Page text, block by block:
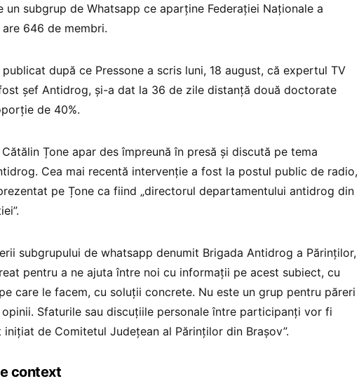
un subgrup de Whatsapp ce aparține Federației Naționale a
646 de membri.
după ce Pressone a scris luni, 18 august, că expertul TV
șef Antidrog, și-a dat la 36 de zile distanță două doctorate
de 40%.
Țone apar des împreună în presă și discută pe tema
Cea mai recentă intervenție a fost la postul public de radio,
pe Țone ca fiind „directorul departamentului antidrog din
subgrupului de whatsapp denumit Brigada Antidrog a Părinților,
pentru a ne ajuta între noi cu informații pe acest subiect, cu
care le facem, cu soluții concrete. Nu este un grup pentru păreri
opinii. Sfaturile sau discuțiile personale între participanți vor fi
inițiat de Comitetul Județean al Părinților din Brașov”.
context